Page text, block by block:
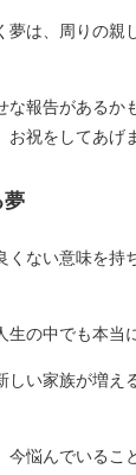
夢は、周りの親
な報告があるか
お祝をしてあげ
夢
くない意味を持
生の中でも本当
しい家族が増え
今悩んでいるこ